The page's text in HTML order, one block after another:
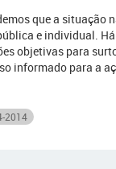
que a situação
e individual.
objetivas para
informado para a
2014